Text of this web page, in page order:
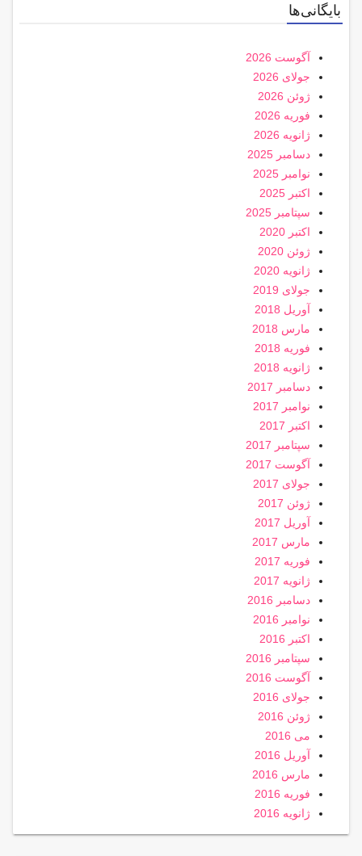
بایگانی‌ها
آگوست 2026
جولای 2026
ژوئن 2026
فوریه 2026
ژانویه 2026
دسامبر 2025
نوامبر 2025
اکتبر 2025
سپتامبر 2025
اکتبر 2020
ژوئن 2020
ژانویه 2020
جولای 2019
آوریل 2018
مارس 2018
فوریه 2018
ژانویه 2018
دسامبر 2017
نوامبر 2017
اکتبر 2017
سپتامبر 2017
آگوست 2017
جولای 2017
ژوئن 2017
آوریل 2017
مارس 2017
فوریه 2017
ژانویه 2017
دسامبر 2016
نوامبر 2016
اکتبر 2016
سپتامبر 2016
آگوست 2016
جولای 2016
ژوئن 2016
می 2016
آوریل 2016
مارس 2016
فوریه 2016
ژانویه 2016